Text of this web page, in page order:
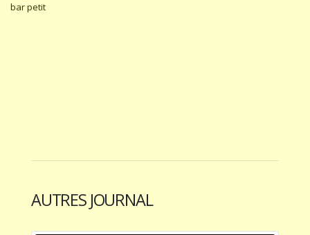
bar petit
AUTRES JOURNAL